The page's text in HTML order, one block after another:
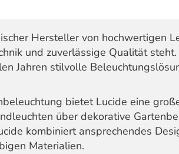
Hersteller von hochwertigen
und zuverlässige Qualität steht.
Jahren stilvolle
bietet Lucide eine
über dekorative
kombiniert ansprechendes
Materialien.